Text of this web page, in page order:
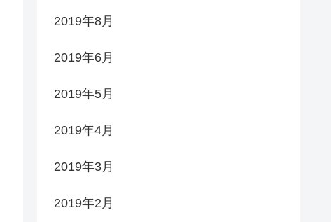
2019年8月
2019年6月
2019年5月
2019年4月
2019年3月
2019年2月